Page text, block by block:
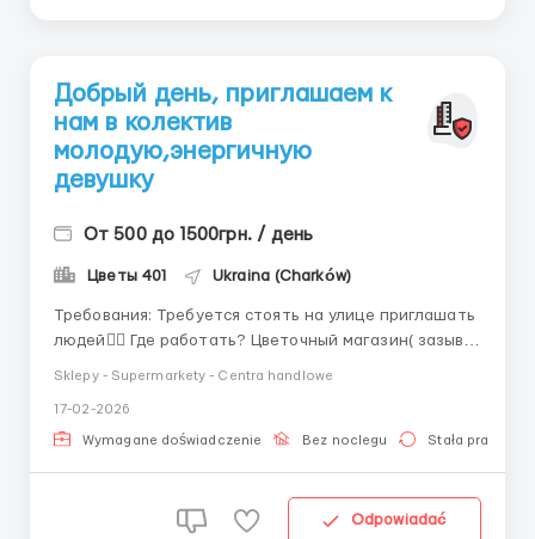
Добрый день, приглашаем к
нам в колектив
молодую,энергичную
девушку
От 500 до 1500грн. / день
Цветы 401 Ukraina (Charków)
Требования: Требуется стоять на улице приглашать
людей👌🏻 Где работать? Цветочный магазин( зазыв-
своем коллективе🫶🏻 Условия работы: Хорошо
зазывать людей🤗 Быстро и конкретно обслуживать
Sklepy - Supermarkety - Centra handlowe
17-02-2026
Wymagane doświadczenie Bez noclegu Stała praca
Odpowiadać